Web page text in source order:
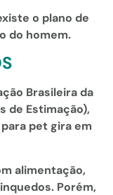
o plano de
do homem.
Brasileira da
de Estimação),
pet gira em
alimentação,
Porém,